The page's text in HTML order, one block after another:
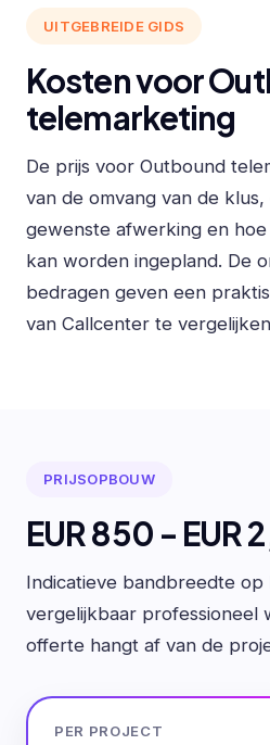
UITGEBREIDE GIDS
Kosten voor
telemarketing
De prijs voor Outbound
van de omvang van de
gewenste afwerking en
kan worden ingepland. De
bedragen geven een
van Callcenter te
PRIJSOPBOUW
EUR 850 - EUR
Indicatieve bandbreedte op
vergelijkbaar professioneel
offerte hangt af van de
PER PROJECT